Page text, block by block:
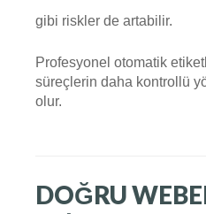
gibi riskler de artabilir.
Profesyonel otomatik
süreçlerin daha kontrollü
olur.
DOĞRU